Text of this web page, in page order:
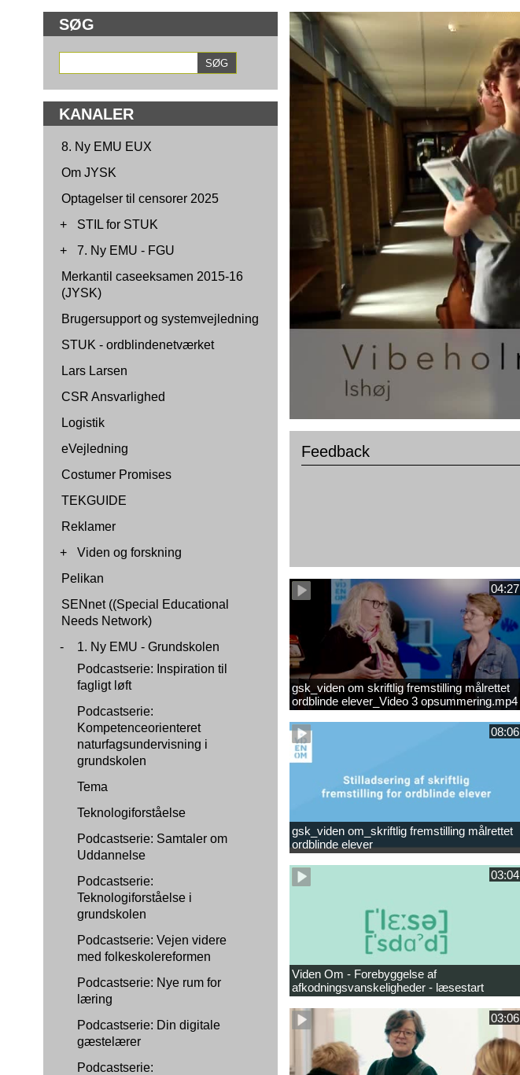
SØG
KANALER
8. Ny EMU EUX
Om JYSK
Optagelser til censorer 2025
+
STIL for STUK
+
7. Ny EMU - FGU
Merkantil caseeksamen 2015-16
(JYSK)
Brugersupport og systemvejledning
STUK - ordblindenetværket
Lars Larsen
CSR Ansvarlighed
Logistik
eVejledning
Costumer Promises
TEKGUIDE
Reklamer
+
Viden og forskning
Pelikan
SENnet ((Special Educational
Needs Network)
-
1. Ny EMU - Grundskolen
Podcastserie: Inspiration til
fagligt løft
Podcastserie:
Kompetenceorienteret
naturfagsundervisning i
grundskolen
Tema
Teknologiforståelse
Podcastserie: Samtaler om
Uddannelse
Podcastserie:
Teknologiforståelse i
grundskolen
Podcastserie: Vejen videre
med folkeskolereformen
Podcastserie: Nye rum for
læring
Podcastserie: Din digitale
gæstelærer
Podcastserie:
Feedback
04:27
gsk_viden om skriftlig fremstilling målrettet
ordblinde elever_Video 3 opsummering.mp4
08:06
gsk_viden om_skriftlig fremstilling målrettet
ordblinde elever
03:04
Viden Om - Forebyggelse af
afkodningsvanskeligheder - læsestart
03:06